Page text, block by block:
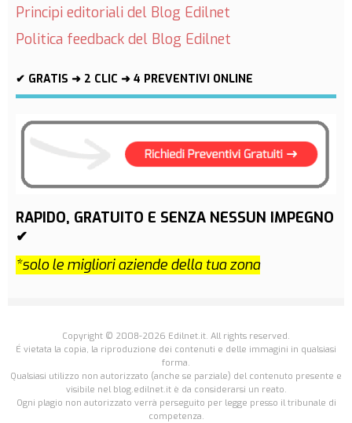
Principi editoriali del Blog Edilnet
Politica feedback del Blog Edilnet
✔ GRATIS ➜ 2 CLIC ➜ 4 PREVENTIVI ONLINE
RAPIDO, GRATUITO E SENZA NESSUN IMPEGNO
✔
*solo le migliori aziende della tua zona
Copyright © 2008-2026 Edilnet.it. All rights reserved.
É vietata la copia, la riproduzione dei contenuti e delle immagini in qualsiasi
forma.
Qualsiasi utilizzo non autorizzato (anche se parziale) del contenuto presente e
visibile nel blog.edilnet.it è da considerarsi un reato.
Ogni plagio non autorizzato verrà perseguito per legge presso il tribunale di
competenza.